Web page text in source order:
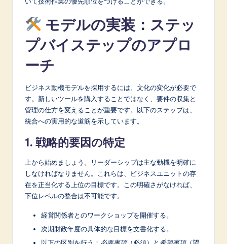
モデルの実装：ステッ
プバイステップのアプロ
ーチ
ビジネス動機モデルを採用するには、文化の変化が必要で
す。新しいツールを購入することではなく、要件の収集と
管理の仕方を変えることが重要です。以下のステップは、
統合への実用的な道筋を示しています。
1. 戦略的要因の特定
上から始めましょう。リーダーシップは主な動機を明確に
しなければなりません。これらは、ビジネスユニットの存
在を正当化する上位の目標です。この明確さがなければ、
下位レベルの整合は不可能です。
経営関係者とのワークショップを開催する。
次期財政年度の具体的な目標を文書化する。